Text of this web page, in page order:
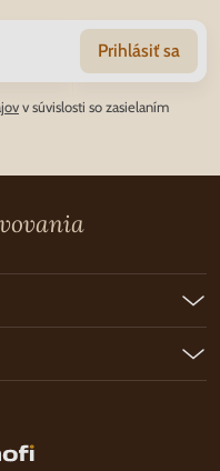
Prihlásiť sa
v súvislosti so zasielaním